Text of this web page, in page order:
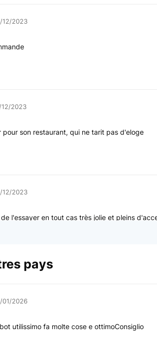
12/2023
12/2023
son restaurant, qui ne tarit pas d'eloge
12/2023
l'essayer en tout cas très jolie et pleins
entre autres.
pays
01/2026
utilissimo fa molte cose e ottimoConsiglio